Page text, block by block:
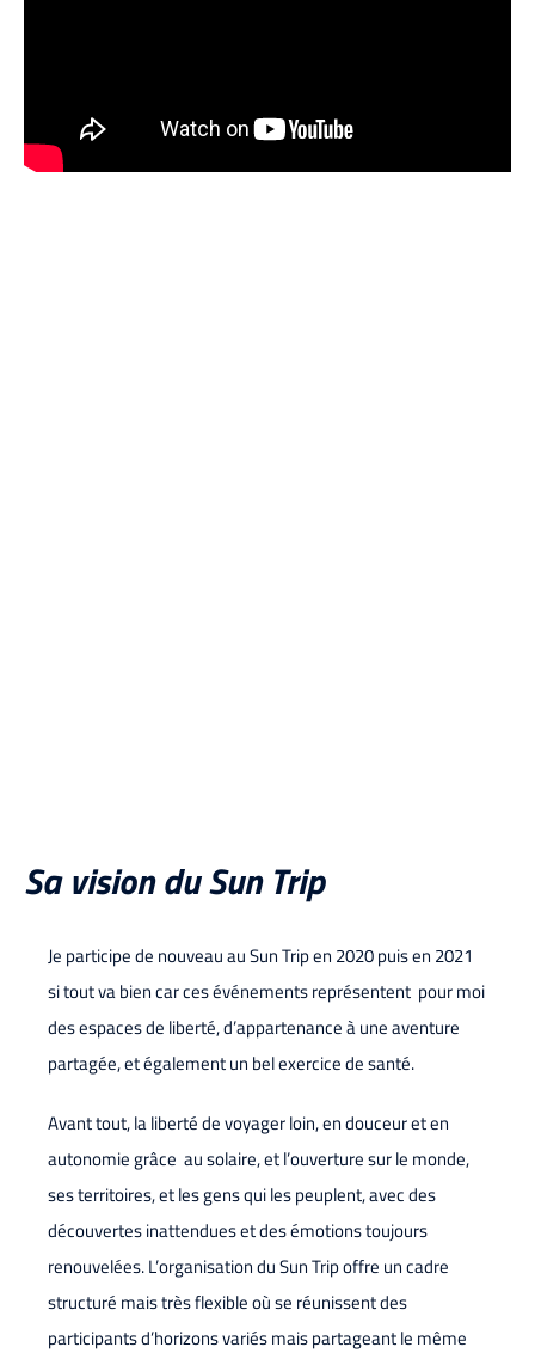
Sa vision du Sun Trip
Je participe de nouveau au Sun Trip en 2020 puis en 2021
si tout va bien car ces événements représentent pour moi
des espaces de liberté, d’appartenance à une aventure
partagée, et également un bel exercice de santé.
Avant tout, la liberté de voyager loin, en douceur et en
autonomie grâce au solaire, et l’ouverture sur le monde,
ses territoires, et les gens qui les peuplent, avec des
découvertes inattendues et des émotions toujours
renouvelées. L’organisation du Sun Trip offre un cadre
structuré mais très flexible où se réunissent des
participants d’horizons variés mais partageant le même